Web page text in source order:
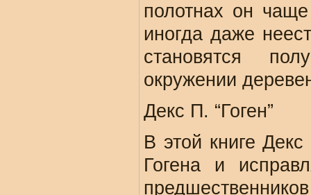
полотнах он
иногда даже
становятся
окружении
Декс П. “Гоген”
В этой книге
Гогена и